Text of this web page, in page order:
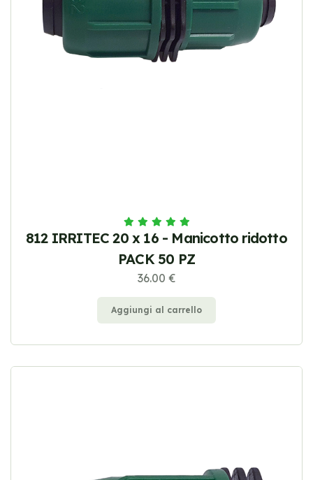
812 IRRITEC 20 x 16 - Manicotto ridotto
PACK 50 PZ
36.00 €
Aggiungi al carrello